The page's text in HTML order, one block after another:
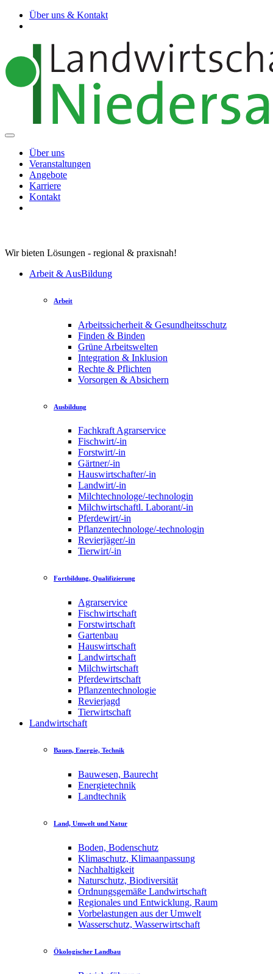
Über uns & Kontakt
Über uns
Veranstaltungen
Angebote
Karriere
Kontakt
Wir bieten Lösungen - regional & praxisnah!
Arbeit & AusBildung
Arbeit
Arbeitssicherheit & Gesundheitsschutz
Finden & Binden
Grüne Arbeitswelten
Integration & Inklusion
Rechte & Pflichten
Vorsorgen & Absichern
Ausbildung
Fachkraft Agrarservice
Fischwirt/-in
Forstwirt/-in
Gärtner/-in
Hauswirtschafter/-in
Landwirt/-in
Milchtechnologe/-technologin
Milchwirtschaftl. Laborant/-in
Pferdewirt/-in
Pflanzentechnologe/-technologin
Revierjäger/-in
Tierwirt/-in
Fortbildung, Qualifizierung
Agrarservice
Fischwirtschaft
Forstwirtschaft
Gartenbau
Hauswirtschaft
Landwirtschaft
Milchwirtschaft
Pferdewirtschaft
Pflanzentechnologie
Revierjagd
Tierwirtschaft
Landwirtschaft
Bauen, Energie, Technik
Bauwesen, Baurecht
Energietechnik
Landtechnik
Land, Umwelt und Natur
Boden, Bodenschutz
Klimaschutz, Klimaanpassung
Nachhaltigkeit
Naturschutz, Biodiversität
Ordnungsgemäße Landwirtschaft
Regionales und Entwicklung, Raum
Vorbelastungen aus der Umwelt
Wasserschutz, Wasserwirtschaft
Ökologischer Landbau